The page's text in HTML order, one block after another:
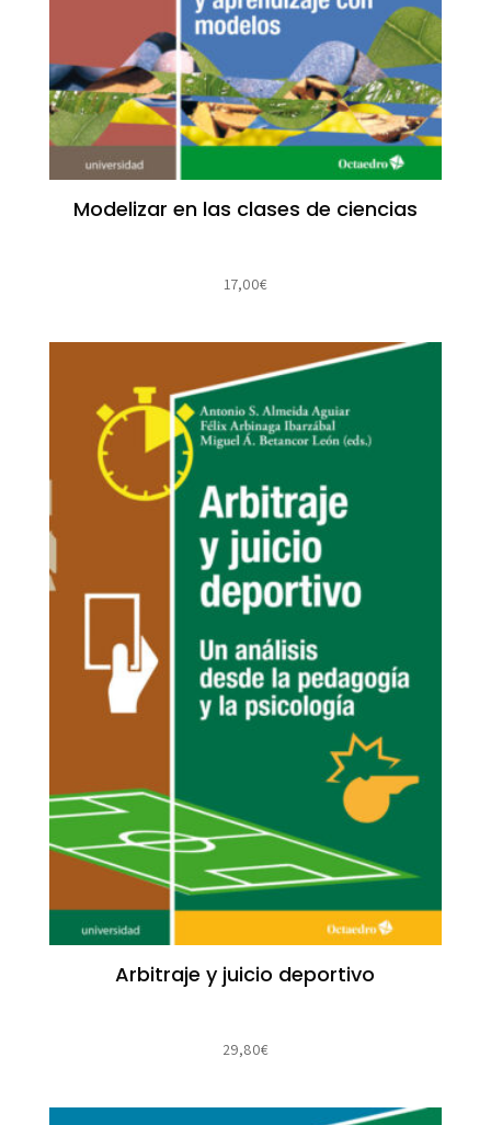
Modelizar en las clases de ciencias
17,00€
Arbitraje y juicio deportivo
29,80€